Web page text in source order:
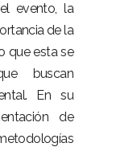
evento, la
de la
que esta se
buscan
En su
de